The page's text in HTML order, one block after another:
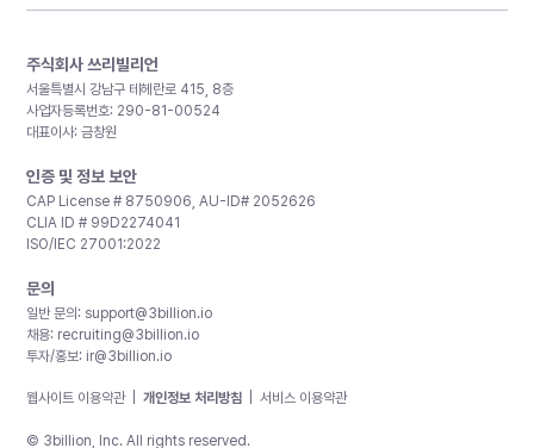
주식회사 쓰리빌리언
서울특별시 강남구 테헤란로 415, 8층
사업자등록번호: 290-81-00524
대표이사: 금창원
인증 및 정보 보안
CAP License # 8750906, AU-ID# 2052626
CLIA ID # 99D2274041
ISO/IEC 27001:2022
문의
일반 문의: support@3billion.io
채용: recruiting@3billion.io
투자/홍보: ir@3billion.io
웹사이트 이용약관 개인정보 처리방침 서비스 이용약관
© 3billion, Inc. All rights reserved.